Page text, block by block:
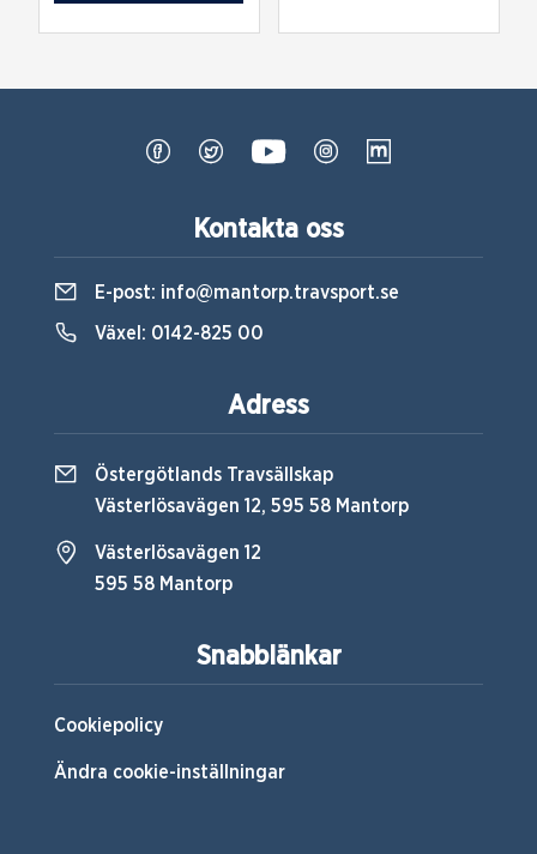
Snabblänkar
Cookiepolicy
Ändra cookie-inställningar
Kontakta oss
E-post: info@mantorp.travsport.se
Växel: 0142-825 00
Adress
Östergötlands Travsällskap
Västerlösavägen 12, 595 58 Mantorp
Västerlösavägen 12
595 58 Mantorp